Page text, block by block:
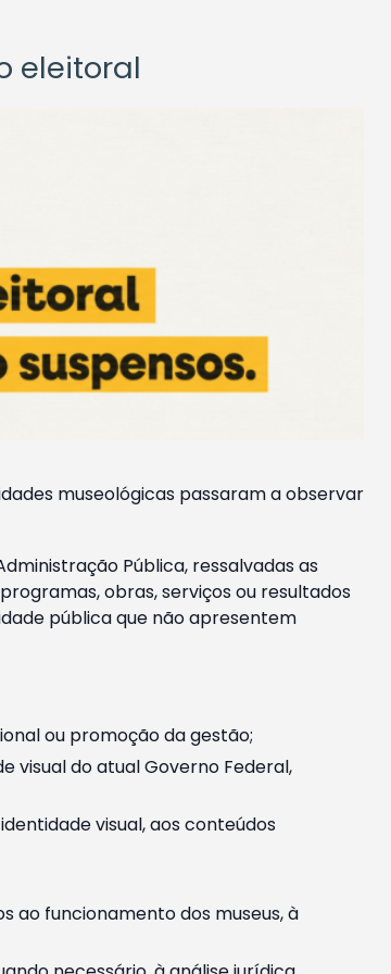
eleitoral
museológicas passaram a observar
Pública, ressalvadas as
obras, serviços ou resultados
pública que não apresentem
ou promoção da gestão;
visual do atual Governo Federal,
visual, aos conteúdos
ao funcionamento dos museus, à